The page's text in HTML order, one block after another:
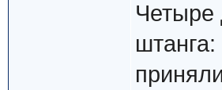
Четыре
штанга: